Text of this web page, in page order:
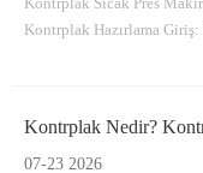
Kontrplak Hazırlama
07-23 2026